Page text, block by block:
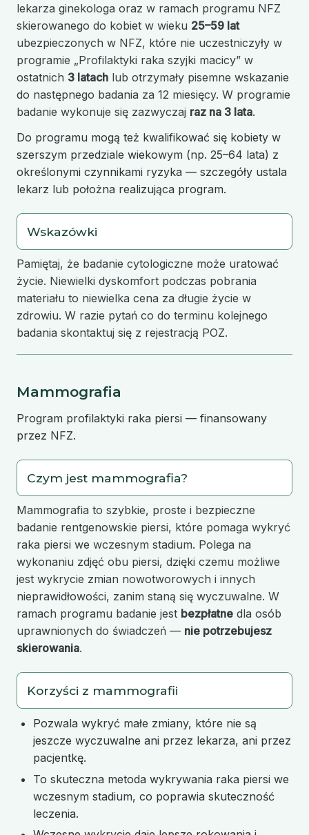
lekarza ginekologa oraz w ramach programu NFZ
skierowanego do kobiet w wieku 25–59 lat
ubezpieczonych w NFZ, które nie uczestniczyły w
programie „Profilaktyki raka szyjki macicy” w
ostatnich 3 latach lub otrzymały pisemne wskazanie
do następnego badania za 12 miesięcy. W programie
badanie wykonuje się zazwyczaj raz na 3 lata.
Do programu mogą też kwalifikować się kobiety w
szerszym przedziale wiekowym (np. 25–64 lata) z
określonymi czynnikami ryzyka — szczegóły ustala
lekarz lub położna realizująca program.
Wskazówki
Pamiętaj, że badanie cytologiczne może uratować
życie. Niewielki dyskomfort podczas pobrania
materiału to niewielka cena za długie życie w
zdrowiu. W razie pytań co do terminu kolejnego
badania skontaktuj się z rejestracją POZ.
Mammografia
Program profilaktyki raka piersi — finansowany
przez NFZ.
Czym jest mammografia?
Mammografia to szybkie, proste i bezpieczne
badanie rentgenowskie piersi, które pomaga wykryć
raka piersi we wczesnym stadium. Polega na
wykonaniu zdjęć obu piersi, dzięki czemu możliwe
jest wykrycie zmian nowotworowych i innych
nieprawidłowości, zanim staną się wyczuwalne. W
ramach programu badanie jest bezpłatne dla osób
uprawnionych do świadczeń — nie potrzebujesz
skierowania.
Korzyści z mammografii
Pozwala wykryć małe zmiany, które nie są
jeszcze wyczuwalne ani przez lekarza, ani przez
pacjentkę.
To skuteczna metoda wykrywania raka piersi we
wczesnym stadium, co poprawia skuteczność
leczenia.